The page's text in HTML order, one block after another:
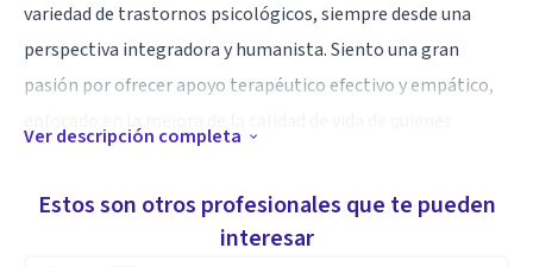
variedad de trastornos psicológicos, siempre desde una
perspectiva integradora y humanista. Siento una gran
pasión por ofrecer apoyo terapéutico efectivo y empático,
He demostrado habilidad para establecer relaciones sólidas
Ver descripción completa
Estos son otros profesionales que te pueden
interesar